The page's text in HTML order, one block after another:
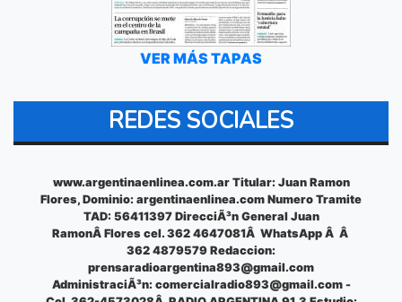
VER MÁS TAPAS
REDES SOCIALES
www.argentinaenlinea.com.ar Titular: Juan Ramon
Flores, Dominio: argentinaenlinea.com Numero Tramite
TAD: 56411397 DirecciÃ³n General Juan
RamonÂ Flores cel. 362 4647081Â WhatsApp Â Â
362 4879579 Redaccion:
prensaradioargentina893@gmail.com
AdministraciÃ³n: comercialradio893@gmail.com-